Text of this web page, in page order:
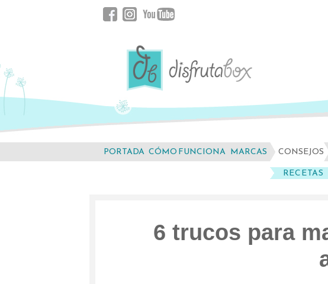
Facebook
Instagram
YouTube
PORTADA CÓMO FUNCIONA MARCAS
CONSEJOS
RECETAS
6 trucos para